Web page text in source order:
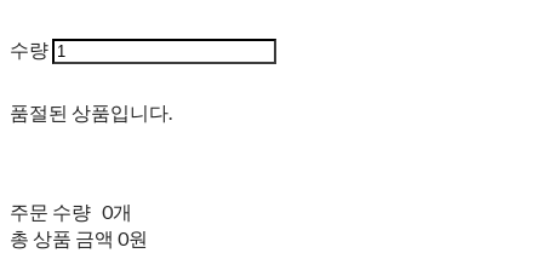
수량
품절된 상품입니다.
주문 수량 0개
총 상품 금액 0원